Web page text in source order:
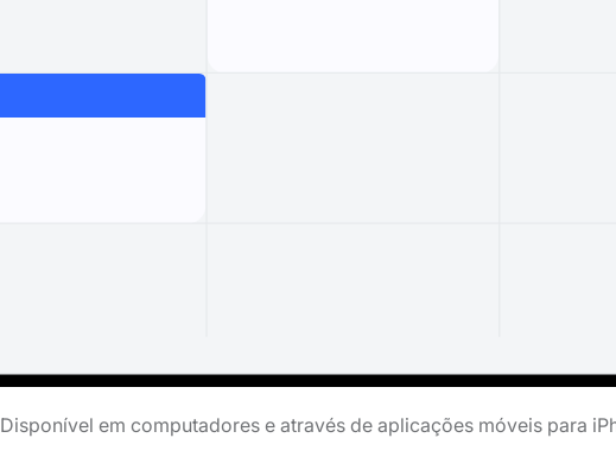
Disponível em computadores e através de aplicações móveis para